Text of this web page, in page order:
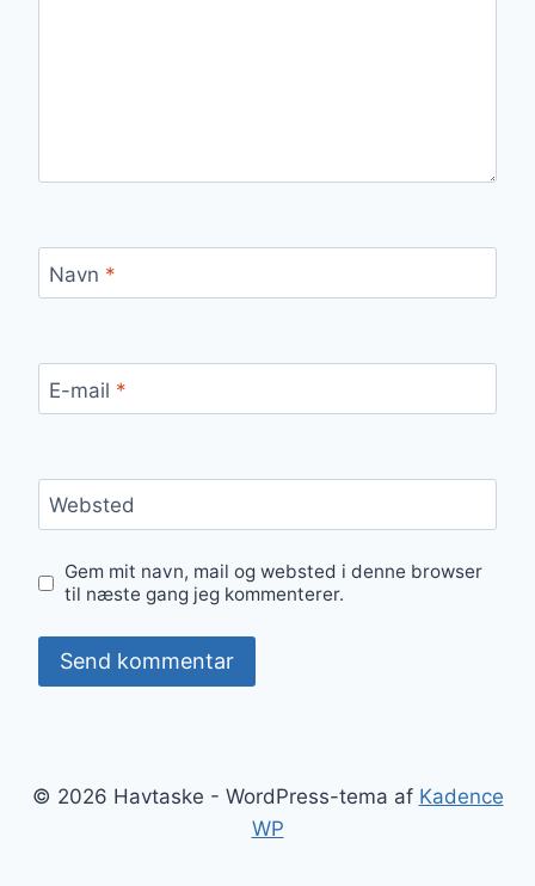
Navn *
E-mail *
Websted
Gem mit navn, mail og websted i denne browser
til næste gang jeg kommenterer.
© 2026 Havtaske - WordPress-tema af Kadence
WP